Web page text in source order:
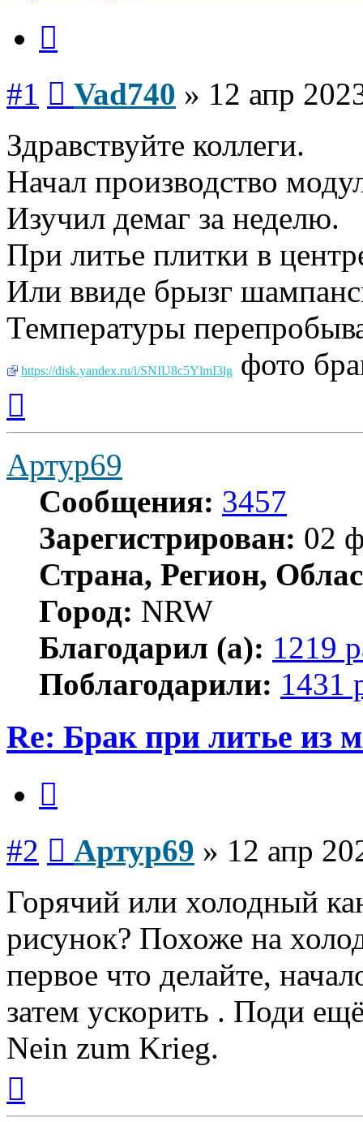
#1 Vad740 » 12 апр
Здравствуйте коллеги.
Начал производство
Изучил демаг за неделю.
При литье плитки в
Или ввиде брызг
Температуры
https://disk.yandex.ru/i/SNIU8c5YlmI3lg фото
началу
Артур69
Сообщения: 3457
Зарегистрирован: 02
Страна, Регион,
Город: NRW
Благодарил (а): 1219
Поблагодарили: 1431
Re: Брак при литье из
#2 Артур69 » 12 апр
Горячий или холодный
рисунок? Похоже на
первое что делайте,
затем ускорить . Поди
Nein zum Krieg.
началу